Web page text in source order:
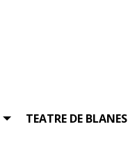
TEATRE DE BLANES